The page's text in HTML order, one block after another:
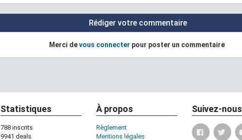
Rédiger votre commentaire
Merci devous connecter pour poster un commentaire
Statistiques
788 inscrits
9941 deals
À propos
Règlement
Mentions légales
Suivez-nous